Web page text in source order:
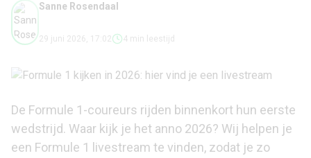
Sanne Rosendaal
29 juni 2026, 17:02 4 min leestijd
De Formule 1-coureurs rijden binnenkort hun eerste
wedstrijd. Waar kijk je het anno 2026? Wij helpen je
een Formule 1 livestream te vinden, zodat je zo